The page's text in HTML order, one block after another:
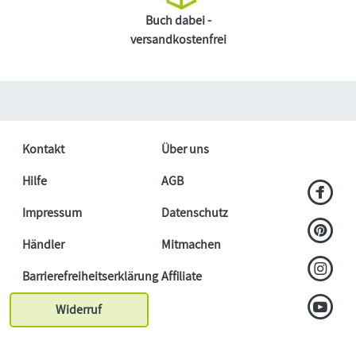
Buch dabei -
versandkostenfrei
Kontakt
Über uns
Hilfe
AGB
Impressum
Datenschutz
Händler
Mitmachen
BarrierefreiheitserklärungAffiliate
Widerruf